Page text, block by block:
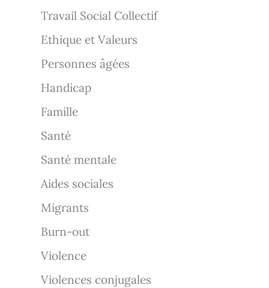
Travail Social Collectif
Ethique et Valeurs
Personnes âgées
Handicap
Famille
Santé
Santé mentale
Aides sociales
Migrants
Burn-out
Violence
Violences conjugales